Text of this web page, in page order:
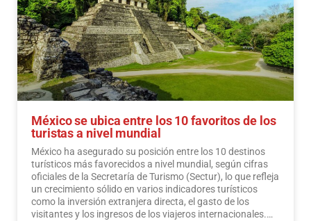
México se ubica entre los 10 favoritos de los
turistas a nivel mundial
México ha asegurado su posición entre los 10 destinos
turísticos más favorecidos a nivel mundial, según cifras
oficiales de la Secretaría de Turismo (Sectur), lo que refleja
un crecimiento sólido en varios indicadores turísticos
como la inversión extranjera directa, el gasto de los
visitantes y los ingresos de los viajeros internacionales.…